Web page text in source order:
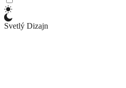
Svetlý Dizajn